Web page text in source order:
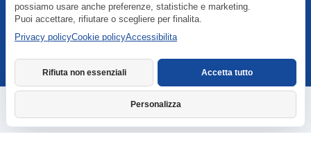
Informativa privacy
Agenzia formativa iscritta a Formatemp
possiamo usare anche preferenze, statistiche e marketing.
Puoi accettare, rifiutare o scegliere per finalita.
Privacy policyCookie policyAccessibilita
Rifiuta non essenziali
Personalizza
Accetta tutto
Richiedi informazioni